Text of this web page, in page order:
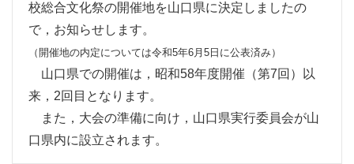
校総合文化祭の開催地を山口県に決定しましたの
で，お知らせします。
（開催地の内定については令和5年6月5日に公表済み）
山口県での開催は，昭和58年度開催（第7回）以
来，2回目となります。
また，大会の準備に向け，山口県実行委員会が山
口県内に設立されます。